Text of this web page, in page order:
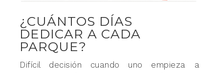
¿CUÁNTOS DÍAS
DEDICAR A CADA
PARQUE?
Difícil decisión cuando uno empieza a